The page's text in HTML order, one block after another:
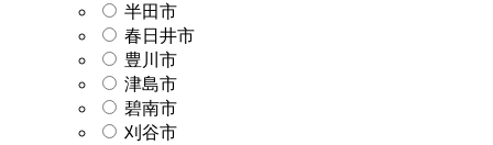
半田市
春日井市
豊川市
津島市
碧南市
刈谷市